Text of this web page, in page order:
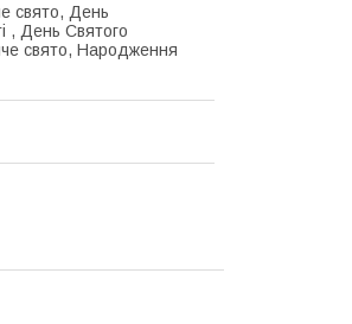
свято, День
, День Святого
свято, Народження